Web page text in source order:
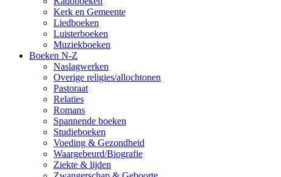
Kerk en Gemeente
Liedboeken
Luisterboeken
Muziekboeken
Boeken N-Z
Naslagwerken
Overige religies/allochtonen
Pastoraat
Relaties
Romans
Spannende boeken
Studieboeken
Voeding & Gezondheid
Waargebeurd/Biografie
Ziekte & lijden